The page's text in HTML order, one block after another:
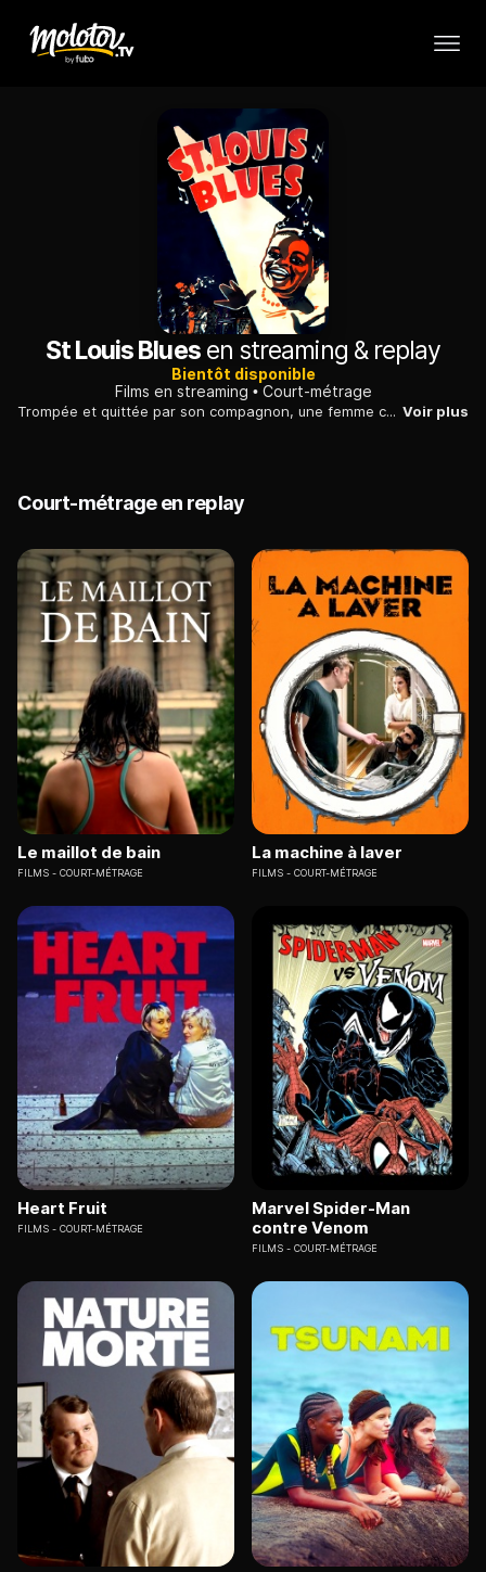
St Louis Bluesen streaming & replay
Bientôt disponible
Films en streaming
Court-métrage
Trompée et quittée par son compagnon, une femme chante sa peine : son chant se transforme en véritable complainte fortement teintée de blues. Voir plus
Court-métrage en replay
Le maillot de bain
FILMS COURT-MÉTRAGE
La machine à laver
FILMS COURT-MÉTRAGE
Heart Fruit
FILMS COURT-MÉTRAGE
Marvel Spider-Man
contre Venom
FILMS COURT-MÉTRAGE